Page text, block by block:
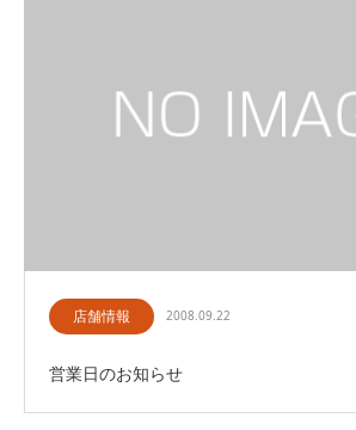
店舗情報 2008.09.22
営業日のお知らせ